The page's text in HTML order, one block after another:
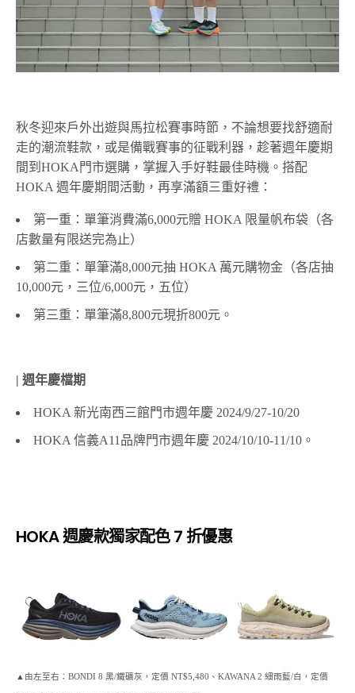
秋冬迎來戶外出遊與馬拉松賽事時節，不論想要找舒適耐
走的潮流鞋款，或是備戰賽事的征戰利器，趁著週年慶期
間到HOKA門市選購，掌握入手好鞋最佳時機。搭配
HOKA 週年慶期間活動，再享滿額三重好禮：
第一重：單筆消費滿6,000元贈 HOKA 限量帆布袋（各
店數量有限送完為止）
第二重：單筆滿8,000元抽 HOKA 萬元購物金（各店抽
10,000元，三位/6,000元，五位）
第三重：單筆滿8,800元現折800元。
| 週年慶檔期
HOKA 新光南西三館門市週年慶 2024/9/27-10/20
HOKA 信義A11品牌門市週年慶 2024/10/10-11/10。
HOKA 週慶款獨家配色 7 折優惠
▲由左至右：BONDI 8 黑/鐵礦灰，定價 NT$5,480、KAWANA 2 細雨藍/白，定價